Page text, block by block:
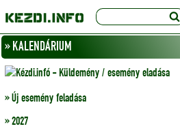
» KALENDÁRIUM
» Új esemény feladása
» 2027